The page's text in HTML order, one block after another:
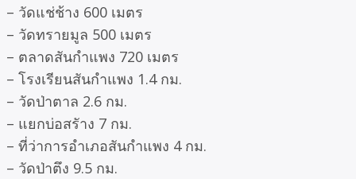
– วัดแช่ช้าง 600 เมตร
– วัดทรายมูล 500 เมตร
– ตลาดสันกำแพง 720 เมตร
– โรงเรียนสันกำแพง 1.4 กม.
– วัดป่าตาล 2.6 กม.
– แยกบ่อสรัาง 7 กม.
– ที่ว่าการอำเภอสันกำแพง 4 กม.
– วัดป่าตึง 9.5 กม.